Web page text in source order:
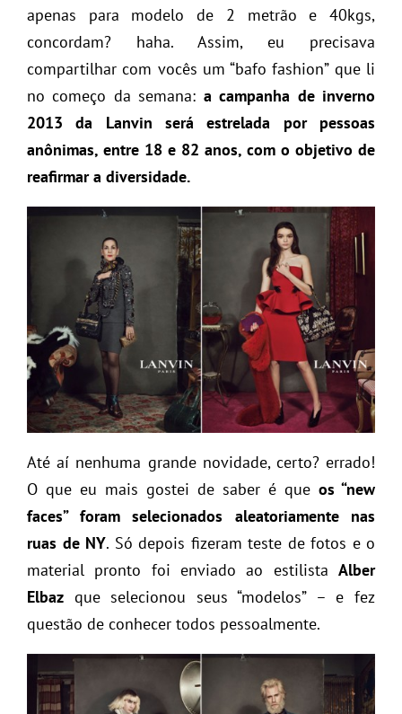
apenas para modelo de 2 metrão e 40kgs,
concordam? haha. Assim, eu precisava
compartilhar com vocês um “bafo fashion” que li
no começo da semana: a campanha de inverno
2013 da Lanvin
será estrelada por pessoas
anônimas, entre 18 e 82 anos, com o objetivo de
reafirmar a diversidade.
Até aí nenhuma grande novidade, certo? errado!
O que eu mais gostei de saber é que os “new
faces” foram selecionados aleatoriamente nas
ruas de NY. Só depois fizeram teste de fotos e o
material pronto foi enviado ao estilista Alber
Elbaz que selecionou seus “modelos” – e fez
questão de conhecer todos pessoalmente.